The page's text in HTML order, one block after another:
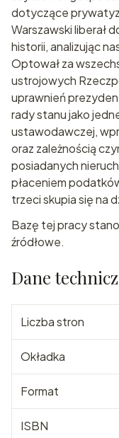
dotyczące
Warszawski liberał
historii, analizując
Optował za
ustrojowych
uprawnień
rady stanu jako
ustawodawczej,
oraz zależnością
posiadanych
płaceniem
trzeci skupia się na
Bazę tej pracy
źródłowe.
Dane
Liczba stron
Okładka
Format
ISBN